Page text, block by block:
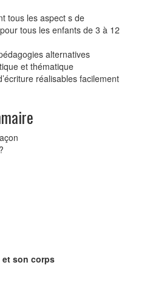
tous les aspect s de
tous les enfants de 3 à 12
alternatives
et thématique
réalisables facilement
et son corps